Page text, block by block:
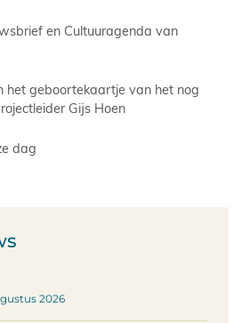
en Cultuuragenda van
geboortekaartje van het nog
Gijs Hoen
dag
2026